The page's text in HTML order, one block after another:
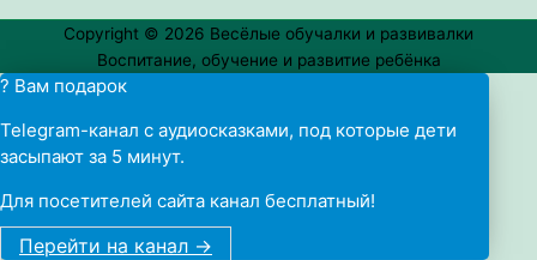
Copyright © 2026 Весёлые обучалки и развивалки
Воспитание, обучение и развитие ребёнка
? Вам подарок
Telegram-канал с аудиосказками, под которые дети
засыпают за 5 минут.
Для посетителей сайта канал бесплатный!
Перейти на канал ->